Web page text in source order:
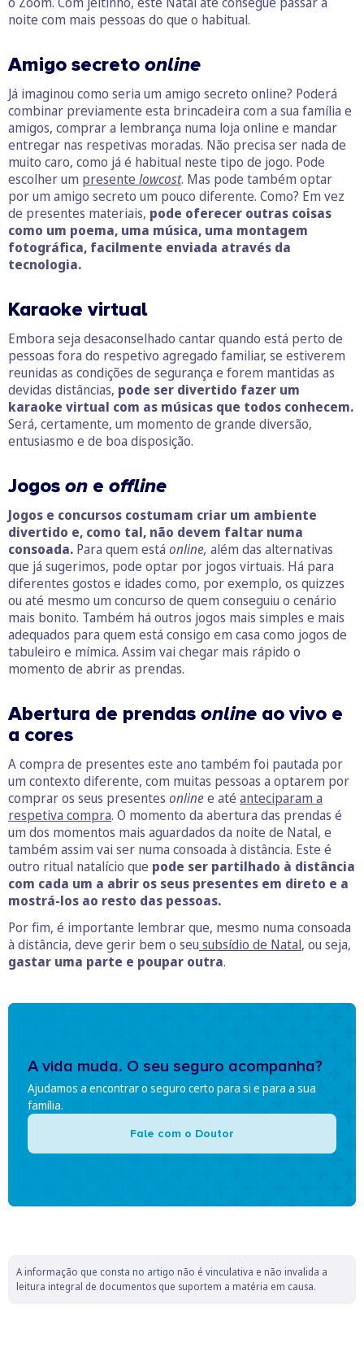
noite com mais pessoas do que o habitual.
Amigo secreto online
Já imaginou como seria um amigo secreto online? Poderá
combinar previamente esta brincadeira com a sua família e
amigos, comprar a lembrança numa loja online e mandar
entregar nas respetivas moradas. Não precisa ser nada de
muito caro, como já é habitual neste tipo de jogo. Pode
escolher um presente lowcost. Mas pode também optar
por um amigo secreto um pouco diferente. Como? Em vez
de presentes materiais, pode oferecer outras coisas
como um poema, uma música, uma montagem
fotográfica, facilmente enviada através da
tecnologia.
Karaoke virtual
Embora seja desaconselhado cantar quando está perto de
pessoas fora do respetivo agregado familiar, se estiverem
reunidas as condições de segurança e forem mantidas as
devidas distâncias, pode ser divertido fazer um
karaoke virtual com as músicas que todos conhecem.
Será, certamente, um momento de grande diversão,
entusiasmo e de boa disposição.
Jogos on e offline
Jogos e concursos costumam criar um ambiente
divertido e, como tal, não devem faltar numa
consoada. Para quem está online, além das alternativas
que já sugerimos, pode optar por jogos virtuais. Há para
diferentes gostos e idades como, por exemplo, os quizzes
ou até mesmo um concurso de quem conseguiu o cenário
mais bonito. Também há outros jogos mais simples e mais
adequados para quem está consigo em casa como jogos de
tabuleiro e mímica. Assim vai chegar mais rápido o
momento de abrir as prendas.
Abertura de prendas online ao vivo e
a cores
A compra de presentes este ano também foi pautada por
um contexto diferente, com muitas pessoas a optarem por
comprar os seus presentes onlinee até anteciparam a
respetiva compra. O momento da abertura das prendas é
um dos momentos mais aguardados da noite de Natal, e
também assim vai ser numa consoada à distância. Este é
outro ritual natalício que pode ser partilhado à distância
com cada um a abrir os seus presentes em direto e a
mostrá-los ao resto das pessoas.
Por fim, é importante lembrar que, mesmo numa consoada
à distância, deve gerir bem o seu subsídio de Natal, ou seja,
gastar uma parte e poupar outra.
A vida muda. O seu seguro acompanha?
Ajudamos a encontrar o seguro certo para si e para a sua
família.
Fale com o Doutor
A informação que consta no artigo não é vinculativa e não invalida a
leitura integral de documentos que suportem a matéria em causa.